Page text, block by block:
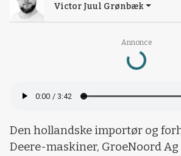
Annonce
Loading...
Victor Juul Grønbæk
Den hollandske importør og
Deere-maskiner, GroeNoord Ag